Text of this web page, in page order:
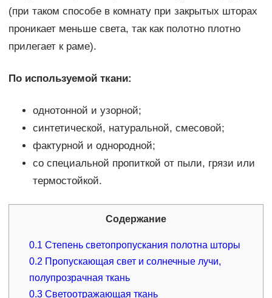
(при таком способе в комнату при закрытых шторах
проникает меньше света, так как полотно плотно
прилегает к раме).
По используемой ткани:
однотонной и узорной;
синтетической, натуральной, смесовой;
фактурной и однородной;
со специальной пропиткой от пыли, грязи или
термостойкой.
Содержание
0.1 Степень светопропускания полотна шторы
0.2 Пропускающая свет и солнечные лучи,
полупрозрачная ткань
0.3 Светоотражающая ткань